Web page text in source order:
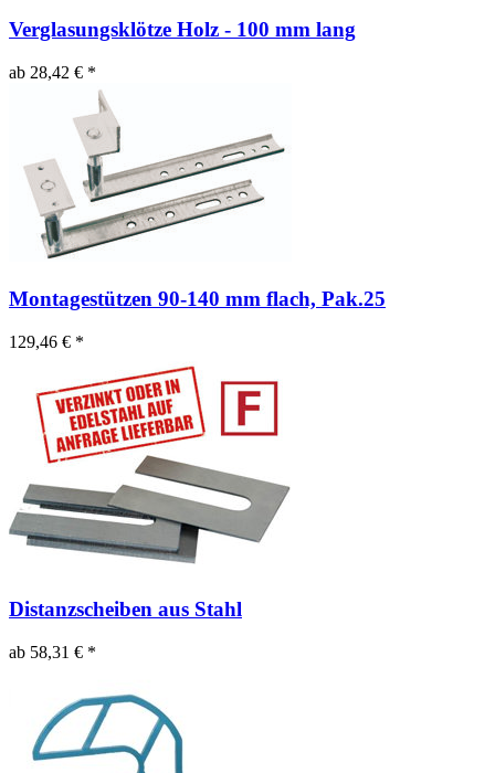
Verglasungsklötze Holz - 100 mm lang
ab 28,42 € *
Montagestützen 90-140 mm flach, Pak.25
129,46 € *
Distanzscheiben aus Stahl
ab 58,31 € *